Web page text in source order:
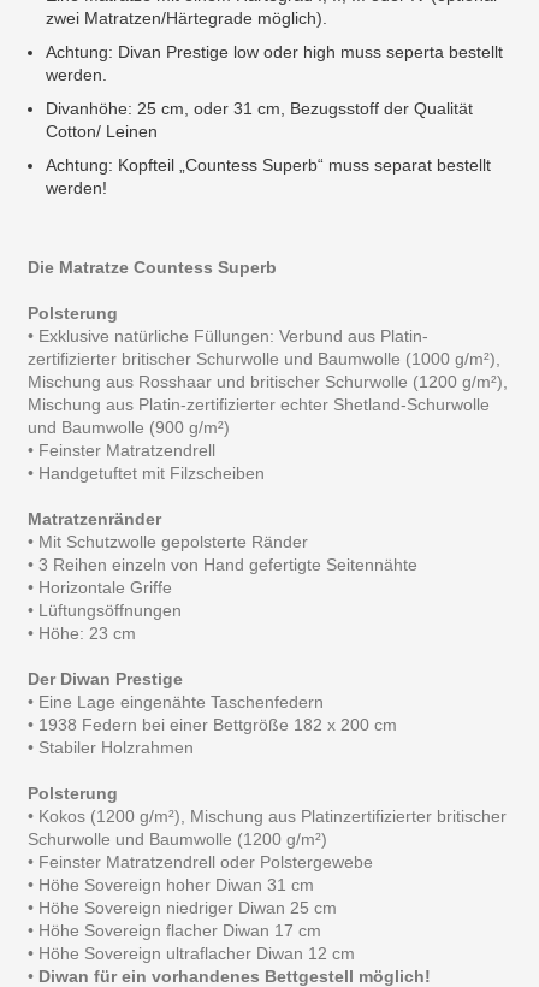
zwei Matratzen/Härtegrade möglich).
Achtung: Divan Prestige low oder high muss seperta bestellt
werden.
Divanhöhe: 25 cm, oder 31 cm, Bezugsstoff der Qualität
Cotton/ Leinen
Achtung: Kopfteil „Countess Superb“ muss separat bestellt
werden!
Die Matratze Countess Superb
Polsterung
• Exklusive natürliche Füllungen: Verbund aus Platin-
zertifizierter britischer Schurwolle und Baumwolle (1000 g/m²),
Mischung aus Rosshaar und britischer Schurwolle (1200 g/m²),
Mischung aus Platin-zertifizierter echter Shetland-Schurwolle
und Baumwolle (900 g/m²)
• Feinster Matratzendrell
• Handgetuftet mit Filzscheiben
Matratzenränder
• Mit Schutzwolle gepolsterte Ränder
• 3 Reihen einzeln von Hand gefertigte Seitennähte
• Horizontale Griffe
• Lüftungsöffnungen
• Höhe: 23 cm
Der Diwan Prestige
• Eine Lage eingenähte Taschenfedern
• 1938 Federn bei einer Bettgröße 182 x 200 cm
• Stabiler Holzrahmen
Polsterung
• Kokos (1200 g/m²), Mischung aus Platinzertifizierter britischer
Schurwolle und Baumwolle (1200 g/m²)
• Feinster Matratzendrell oder Polstergewebe
• Höhe Sovereign hoher Diwan 31 cm
• Höhe Sovereign niedriger Diwan 25 cm
• Höhe Sovereign flacher Diwan 17 cm
• Höhe Sovereign ultraflacher Diwan 12 cm
• Diwan für ein vorhandenes Bettgestell möglich!